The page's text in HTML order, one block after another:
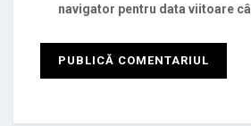
navigator pentru data viitoare